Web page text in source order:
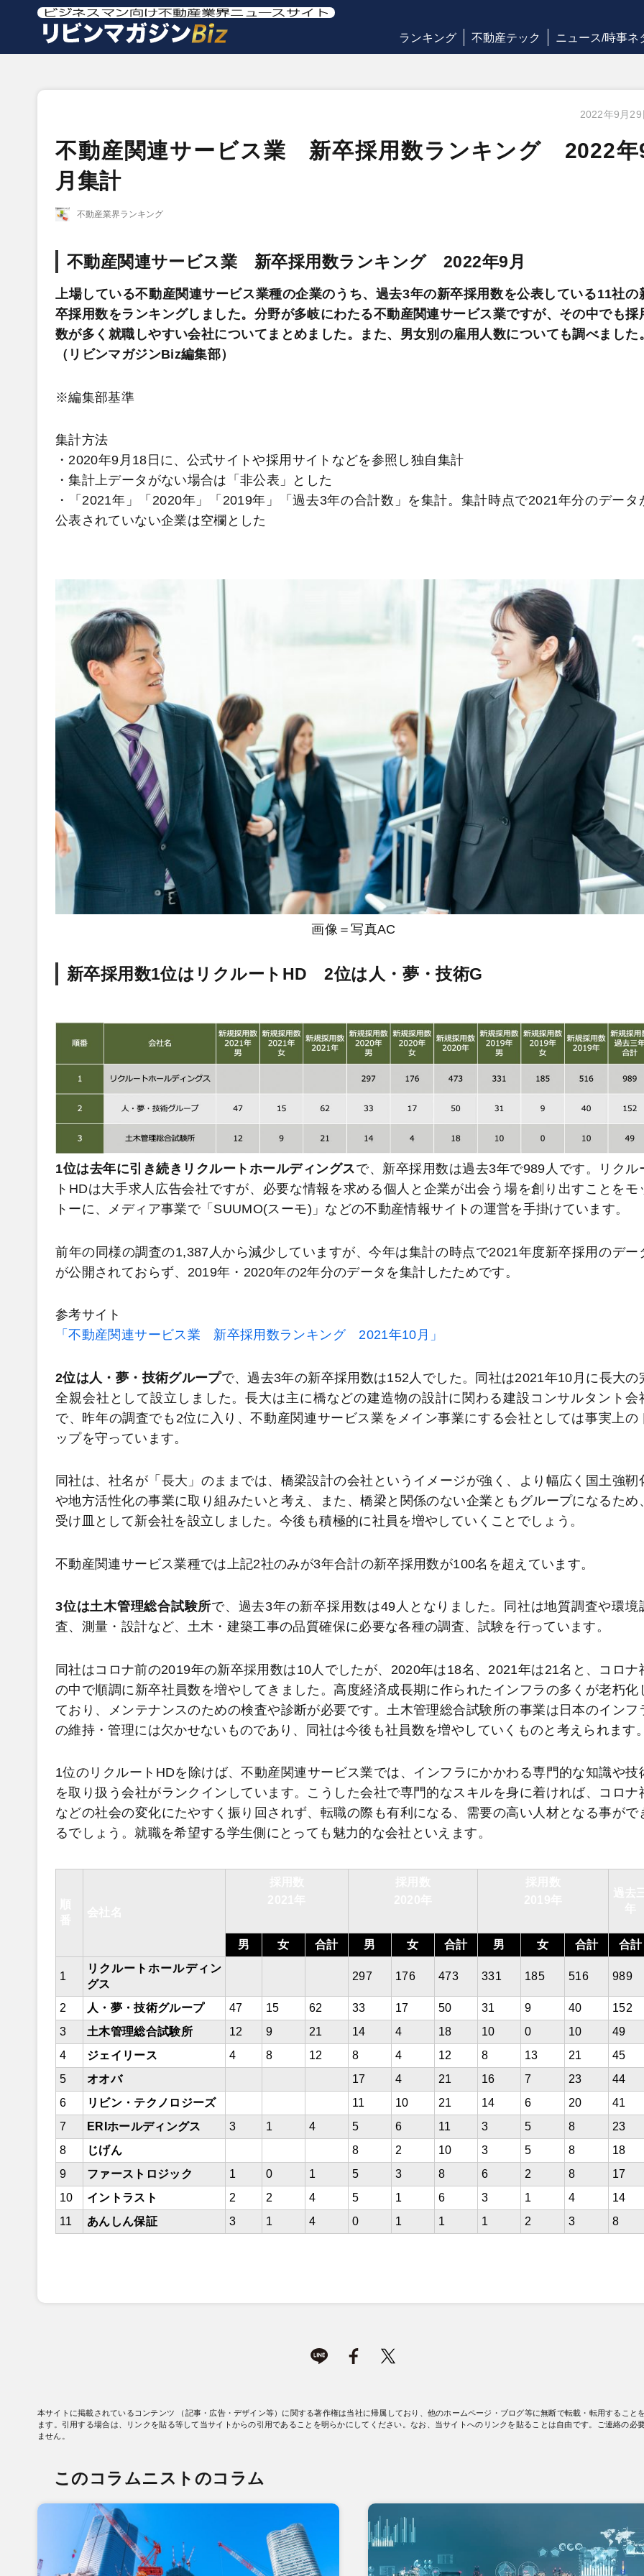
ランキング 不動産テック ニュース/時事ネ
2022年9月29
不動産関連サービス業 新卒採用数ランキング 2022年
月集計
不動産業界ランキング
不動産関連サービス業 新卒採用数ランキング 2022年9月
上場している不動産関連サービス業種の企業のうち、過去3年の新卒採用数を公表している11社の
卒採用数をランキングしました。分野が多岐にわたる不動産関連サービス業ですが、その中でも採
数が多く就職しやすい会社についてまとめました。また、男女別の雇用人数についても調べました。
（リビンマガジンBiz編集部）
※編集部基準
集計方法
・2020年9月18日に、公式サイトや採用サイトなどを参照し独自集計
・集計上データがない場合は「非公表」とした
・「2021年」「2020年」「2019年」「過去3年の合計数」を集計。集計時点で2021年分のデータ
公表されていない企業は空欄とした
画像＝写真AC
新卒採用数1位はリクルートHD 2位は人・夢・技術G
1位は去年に引き続きリクルートホールディングスで、新卒採用数は過去3年で989人です。リクル
トHDは大手求人広告会社ですが、必要な情報を求める個人と企業が出会う場を創り出すことをモ
トーに、メディア事業で「SUUMO(スーモ)」などの不動産情報サイトの運営を手掛けています。
前年の同様の調査の1,387人から減少していますが、今年は集計の時点で2021年度新卒採用のデー
が公開されておらず、2019年・2020年の2年分のデータを集計したためです。
参考サイト
「不動産関連サービス業 新卒採用数ランキング 2021年10月」
2位は人・夢・技術グループで、過去3年の新卒採用数は152人でした。同社は2021年10月に長大の
全親会社として設立しました。長大は主に橋などの建造物の設計に関わる建設コンサルタント会
で、昨年の調査でも2位に入り、不動産関連サービス業をメイン事業にする会社としては事実上の
ップを守っています。
同社は、社名が「長大」のままでは、橋梁設計の会社というイメージが強く、より幅広く国土強靭
や地方活性化の事業に取り組みたいと考え、また、橋梁と関係のない企業ともグループになるため、
受け皿として新会社を設立しました。今後も積極的に社員を増やしていくことでしょう。
不動産関連サービス業種では上記2社のみが3年合計の新卒採用数が100名を超えています。
3位は土木管理総合試験所で、過去3年の新卒採用数は49人となりました。同社は地質調査や環境
査、測量・設計など、土木・建築工事の品質確保に必要な各種の調査、試験を行っています。
同社はコロナ前の2019年の新卒採用数は10人でしたが、2020年は18名、2021年は21名と、コロナ
の中で順調に新卒社員数を増やしてきました。高度経済成長期に作られたインフラの多くが老朽化
ており、メンテナンスのための検査や診断が必要です。土木管理総合試験所の事業は日本のインフ
の維持・管理には欠かせないものであり、同社は今後も社員数を増やしていくものと考えられます。
1位のリクルートHDを除けば、不動産関連サービス業では、インフラにかかわる専門的な知識や技
を取り扱う会社がランクインしています。こうした会社で専門的なスキルを身に着ければ、コロナ
などの社会の変化にたやすく振り回されず、転職の際も有利になる、需要の高い人材となる事がで
るでしょう。就職を希望する学生側にとっても魅力的な会社といえます。
男 女 合計 男 女 合計 男 女 合計 合計
1
リクルートホールディン
グス
297 176 473 331 185 516 989
2 人・夢・技術グループ 47 15 62 33 17 50 31 9 40
152
3
土木管理総合試験所 12 9 21 14 4 18 10 0 10
49
4
ジェイリース 4 8 12 8 4 12 8 13 21
45
5
オオバ 17 4 21 16 7 23
44
6
リビン・テクノロジーズ 11 10 21 14 6 20
41
7
ERIホールディングス 3 1 4 5 6 11 3 5 8
23
8
じげん 8 2 10 3 5 8
18
9
ファーストロジック 1 0 1 5 3 8 6 2 8
17
10
イントラスト 2 2 4 5 1 6 3 1 4
14
11
あんしん保証 3 1 4 0 1 1 1 2 3 8
本サイトに掲載されているコンテンツ （記事・広告・デザイン等）に関する著作権は当社に帰属しており、他のホームページ・ブログ等に無断で転載・転用すること
ます。引用する場合は、リンクを貼る等して当サイトからの引用であることを明らかにしてください。なお、当サイトへのリンクを貼ることは自由です。ご連絡の必
ません。
このコラムニストのコラム